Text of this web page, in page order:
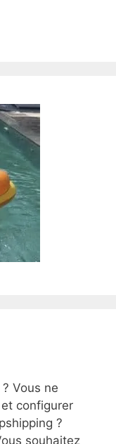
Vous ne
configurer
?
souhaitez